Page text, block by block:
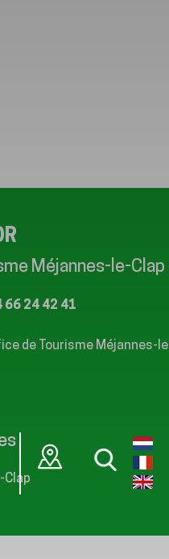
Méjannes-le-Clap
66 24 42 41
de Tourisme Méjannes-
Clap